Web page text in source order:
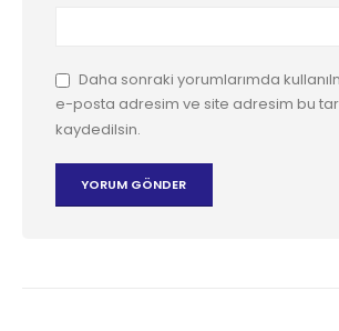
Daha sonraki yorumlarımda
e-posta adresim ve site adresim bu
kaydedilsin.